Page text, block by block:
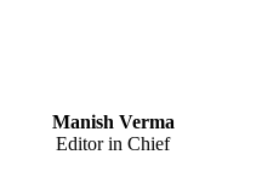
Manish Verma
Editor in Chief